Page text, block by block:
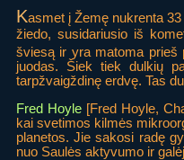
Kasmet į Žemę nukrenta
žiedo, susidariusio iš
šviesą ir yra matoma prieš
juodas. Šiek tiek dulkių
tarpžvaigždinę erdvę. Tas
Fred Hoyle [Fred Hoyle,
kai svetimos kilmės
planetos. Jie sakosi radę
nuo Saulės aktyvumo ir